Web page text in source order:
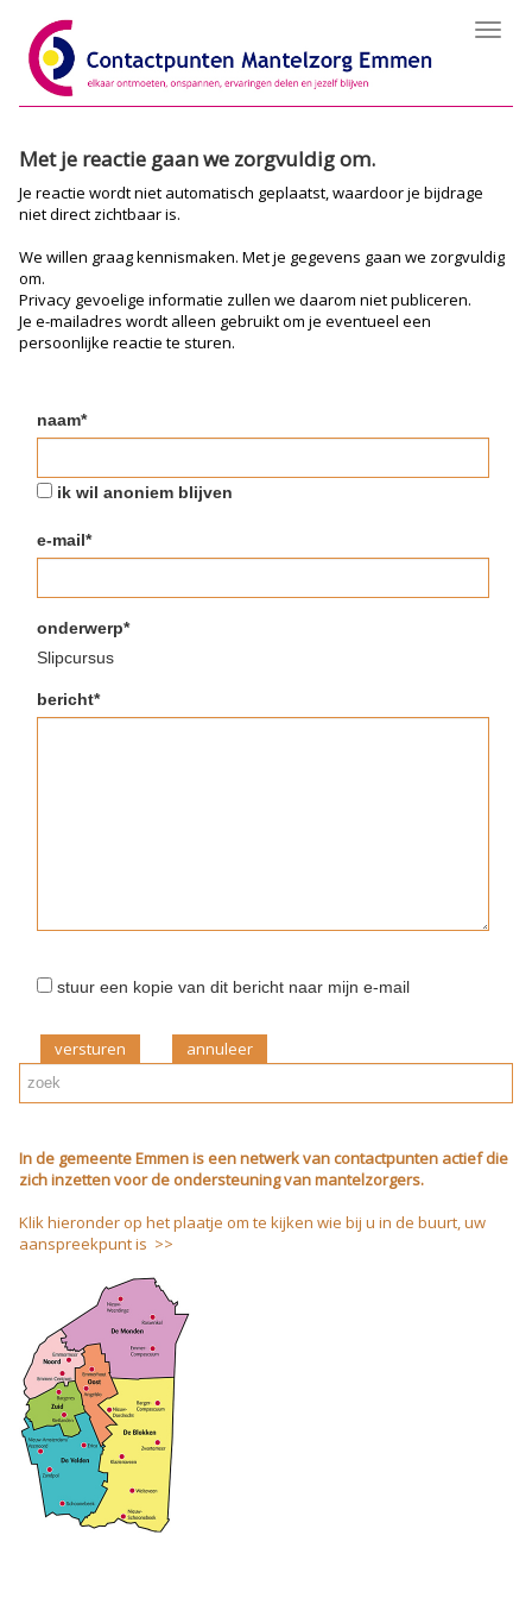
Met je reactie gaan we zorgvuldig om.
Je reactie wordt niet automatisch geplaatst, waardoor je bijdrage
niet direct zichtbaar is.
We willen graag kennismaken. Met je gegevens gaan we zorgvuldig
om.
Privacy gevoelige informatie zullen we daarom niet publiceren.
Je e-mailadres wordt alleen gebruikt om je eventueel een
persoonlijke reactie te sturen.
naam*
ik wil anoniem blijven
e-mail*
onderwerp*
Slipcursus
bericht*
stuur een kopie van dit bericht naar mijn e-mail
versturen
In de gemeente Emmen is een netwerk van contactpunten actief die
zich inzetten voor de ondersteuning van mantelzorgers.
Klik hieronder op het plaatje om te kijken wie bij u in de buurt, uw
aanspreekpunt is >>